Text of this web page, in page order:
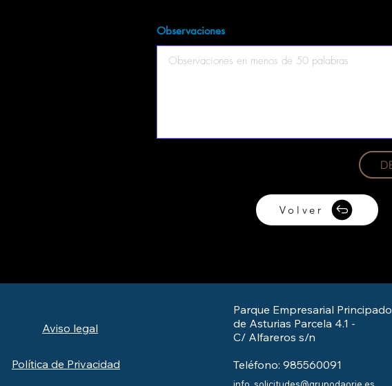
Observaciones
Volver
Aviso legal
Política de Privacidad
Parque Empresarial Principado
de Asturias Parcela 4.1 -
C/ Alfareros s/n
Teléfono: 985560091